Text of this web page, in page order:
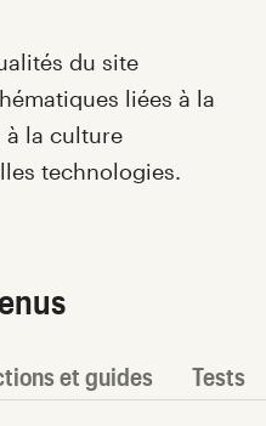
du site
liées à la
à la culture
technologies.
et guides Tests